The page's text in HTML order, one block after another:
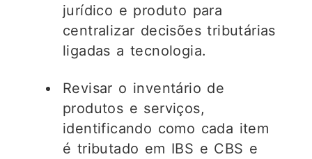
jurídico e produto para
centralizar decisões tributárias
ligadas a tecnologia.
Revisar o inventário de
produtos e serviços,
identificando como cada item
é tributado em IBS e CBS e